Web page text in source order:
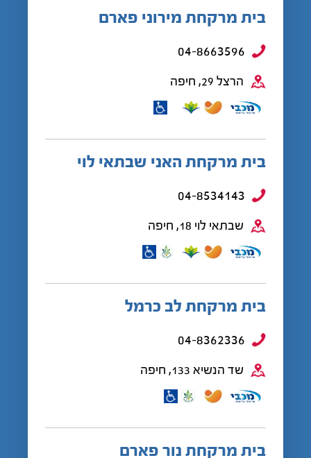
בית מרקחת מירוני פארם
04-8663596
הרצל 29, חיפה
בית מרקחת האני שבתאי לוי
04-8534143
שבתאי לוי 18, חיפה
בית מרקחת לב כרמל
04-8362336
שד הנשיא 133, חיפה
בית מרקחת נור פארם